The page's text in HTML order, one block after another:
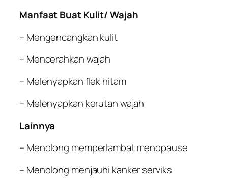
Manfaat Buat Kulit/ Wajah
– Mengencangkan kulit
– Mencerahkan wajah
– Melenyapkan flek hitam
– Melenyapkan kerutan wajah
Lainnya
– Menolong memperlambat menopause
– Menolong menjauhi kanker serviks